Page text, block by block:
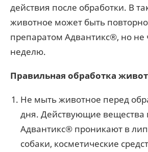
действия после обработки. В
животное может быть
препаратом Адвантикс®, но не
неделю.
Правильная обработка
Не мыть животное перед
дня. Действующие вещества
Адвантикс® проникают в
собаки, косметические